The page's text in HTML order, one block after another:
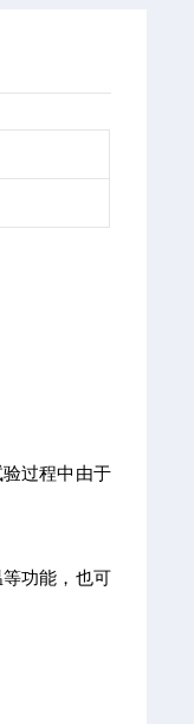
过程中由于
功能，也可